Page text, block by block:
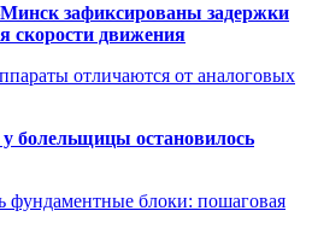
зафиксированы задержки
скорости движения
отличаются от аналоговых
болельщицы остановилось
фундаментные блоки: пошаговая